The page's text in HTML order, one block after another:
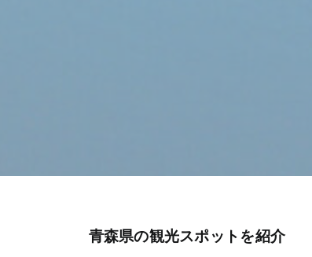
青森県の観光スポットを紹介